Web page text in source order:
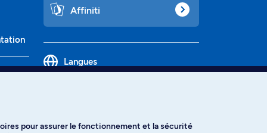
Affiniti
Langues
pour assurer le fonctionnement et la sécurité